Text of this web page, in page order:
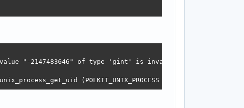
value "-2147483646" of type 'gint' is invalid or out of
(POLKIT_UNIX_PROCESS (subject)) >= 0)